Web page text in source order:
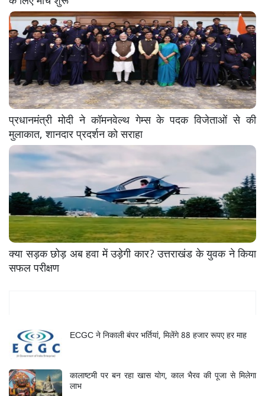
प्रधानमंत्री मोदी ने कॉमनवेल्थ गेम्स के पदक विजेताओं से की
मुलाकात, शानदार प्रदर्शन को सराहा
क्या सड़क छोड़ अब हवा में उड़ेगी कार? उत्तराखंड के युवक ने किया
सफल परीक्षण
ECGC ने निकाली बंपर भर्तियां, मिलेंगे 88 हजार रूपए हर माह
कालाष्टमी पर बन रहा खास योग, काल भैरव की पूजा से मिलेगा
लाभ